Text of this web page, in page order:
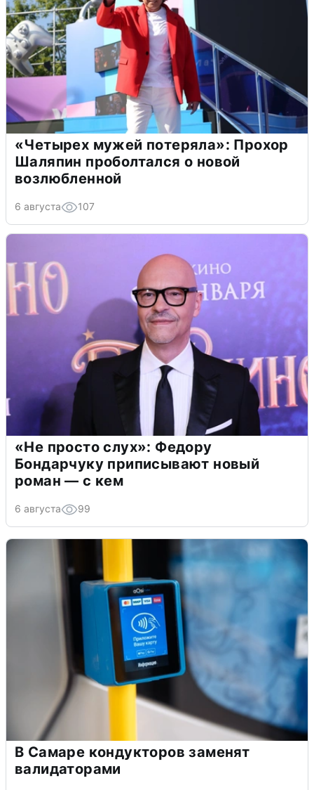
«Четырех мужей потеряла»: Прохор
Шаляпин проболтался о новой
возлюбленной
6 августа 107
«Не просто слух»: Федору
Бондарчуку приписывают новый
роман — с кем
6 августа 99
В Самаре кондукторов заменят
валидаторами